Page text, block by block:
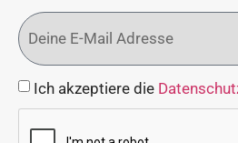
Ich akzeptiere die